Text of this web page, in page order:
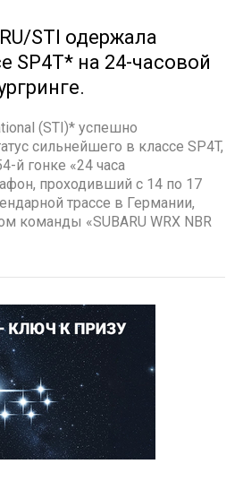
STI одержала
SP4T* на 24-часовой
(STI)* успешно
сильнейшего в классе SP4T,
й гонке «24 часа
проходивший с 14 по 17
трассе в Германии,
команды «SUBARU WRX NBR